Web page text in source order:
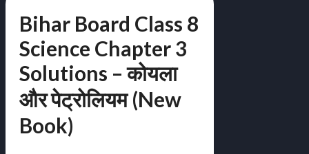
Bihar Board Class 8
Science Chapter 3
Solutions – कोयला
और पेट्रोलियम (New
Book)